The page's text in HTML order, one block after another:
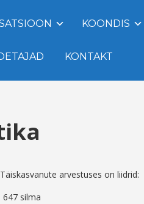
KOONDIS
KONTAKT
arvestuses on liidrid:
647 silma